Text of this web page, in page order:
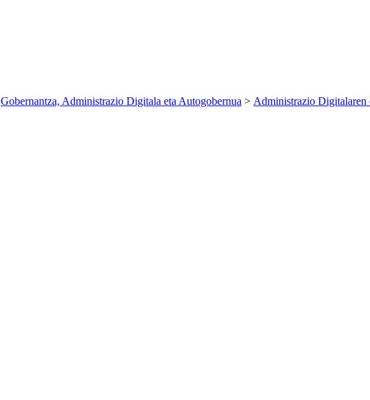
Gobernantza, Administrazio Digitala eta Autogobernua > Administrazio Digitalaren